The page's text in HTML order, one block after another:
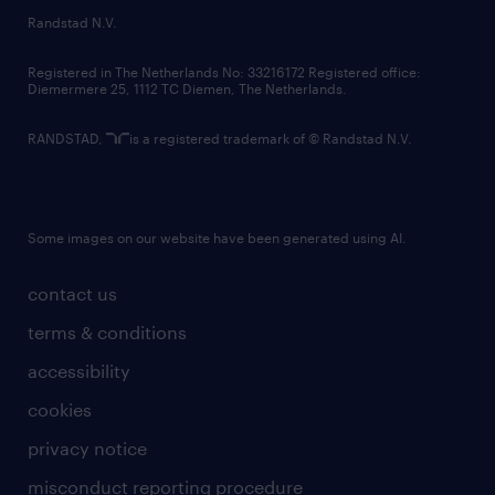
country websites
contact us
terms & conditions
accessibility
cookies
privacy notice
misconduct reporting procedure
Randstad N.V.
Registered in The Netherlands No: 33216172 Registered office:
Diemermere 25, 1112 TC Diemen, The Netherlands.
RANDSTAD, is a registered trademark of © Randstad N.V.
Some images on our website have been generated using AI.